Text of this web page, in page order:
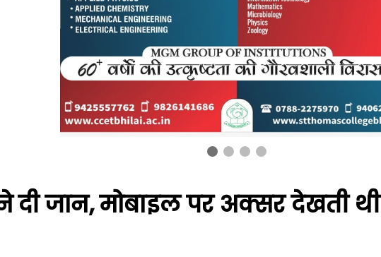
दी जान, मोबाइल पर अक्सर देखती थी